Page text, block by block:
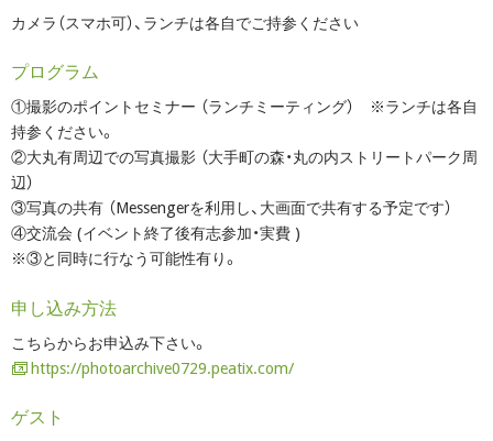
カメラ（スマホ可）、ランチは各自でご持参ください
プログラム
①撮影のポイントセミナー （ランチミーティング） ※ランチは各自
持参ください。
②大丸有周辺での写真撮影 （大手町の森・丸の内ストリートパーク周
辺）
③写真の共有 （Messengerを利用し、大画面で共有する予定です）
④交流会 (イベント終了後有志参加・実費 )
※③と同時に行なう可能性有り。
申し込み方法
こちらからお申込み下さい。
https://photoarchive0729.peatix.com/
ゲスト